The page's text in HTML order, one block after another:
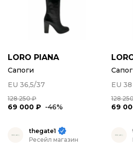
LORO PIANA
Сапоги
EU 36,5/37
128 250 ₽
69 000 ₽ -46%
EU 38
128
69
thegate1
Ресейл магазин